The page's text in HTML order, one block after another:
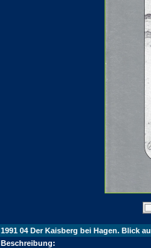
1991 04 Der Kaisberg bei Hagen. Blick
Beschreibung: